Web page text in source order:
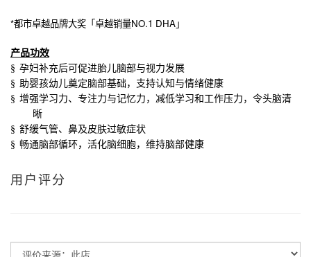
*都市卓越品牌大奖「卓越销量NO.1 DHA 」
产品功效
§ 孕妇补充后可促进胎儿脑部与视力发展
§ 助婴孩幼儿奠定脑部基础，支持认知与情绪健康
§ 增强学习力、专注力与记忆力，减低学习和工作压力，令头脑清
晰
§ 舒缓气管、鼻及皮肤过敏症状
§ 畅通脑部循环，活化脑细胞，维持脑部健康
用户评分